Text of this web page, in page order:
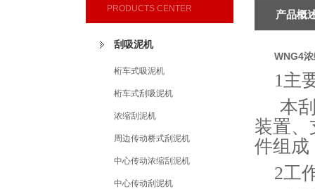
PRODUCTS CENTER
刮吸泥机
桁车式吸泥机
桁车式刮吸泥机
浓缩刮泥机
周边传动桥式刮泥机
中心传动浓缩刮泥机
中心传动刮泥机
产品概
WNG4
1主
本
装置、
件组成
2工